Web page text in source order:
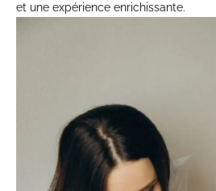
et une expérience enrichissante.